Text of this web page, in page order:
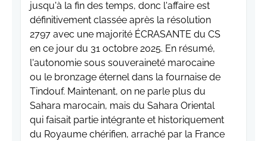
jusqu'à la fin des temps, donc l'affaire est
définitivement classée après la résolution
2797 avec une majorité ÉCRASANTE du CS
en ce jour du 31 octobre 2025. En résumé,
l'autonomie sous souveraineté marocaine
ou le bronzage éternel dans la fournaise de
Tindouf. Maintenant, on ne parle plus du
Sahara marocain, mais du Sahara Oriental
qui faisait partie intégrante et historiquement
du Royaume chérifien, arraché par la France